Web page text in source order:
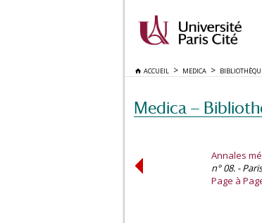
ACCUEIL MEDICA
Medica —
Annales
n° 08. -
Page à